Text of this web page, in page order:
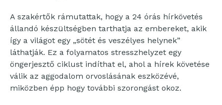
A szakértők rámutattak, hogy a 24 órás hírkövetés
állandó készültségben tarthatja az embereket, akik
így a világot egy „sötét és veszélyes helynek”
láthatják. Ez a folyamatos stresszhelyzet egy
öngerjesztő ciklust indíthat el, ahol a hírek követése
válik az aggodalom orvoslásának eszközévé,
miközben épp hogy további szorongást okoz.